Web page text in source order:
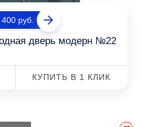
руб.
дверь модерн №22
КУПИТЬ В 1 КЛИК